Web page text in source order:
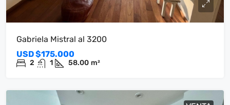
Gabriela Mistral al 3200
USD$175.000
2 1 58.00 m²